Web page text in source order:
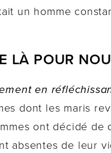
un homme
LÀ POUR
en
dont les maris
ont décidé
absentes de leur